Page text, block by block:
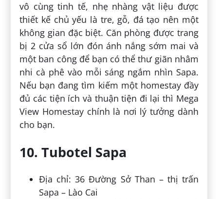
vô cùng tinh tế, nhẹ nhàng vật liệu được
thiết kế chủ yếu là tre, gỗ, đá tạo nên một
không gian đặc biệt. Căn phòng được trang
bị 2 cửa sổ lớn đón ánh nắng sớm mai và
một ban công để bạn có thể thư giãn nhâm
nhi cà phê vào mỗi sáng ngắm nhìn Sapa.
Nếu bạn đang tìm kiếm một homestay đầy
đủ các tiện ích và thuận tiện đi lại thì Mega
View Homestay chính là nơi lý tưởng dành
cho bạn.
10. Tubotel Sapa
Địa chỉ: 36 Đường Sở Than – thị trấn
Sapa – Lào Cai